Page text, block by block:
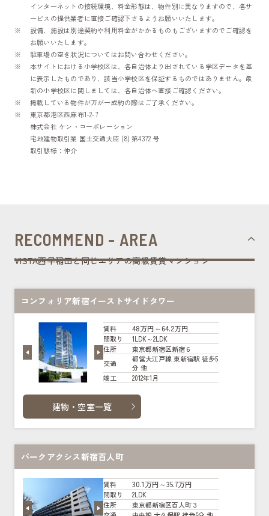
インターネットの接続環境、料金形態は、物件別に異なりますので、各サ
ービスの提供業者に直接ご確認下さるようお願いいたします。
設備、施設は別途契約や利用料金がかかるものもございますのでご確認を
お願いいたします。
駐車場の空き状況についてはお問い合わせください。
本サイトにおける小学校区は、各自治体より出されている学区データを基
に表示したものであり、該当小学校区を保証するものではありません。最
新の小学校区に関しましては、各自治体へ直接ご確認ください。
掲載している物件が万が一成約の際はご了承ください。
東京都港区西麻布1-2-7
株式会社 ケン・コーポレーション
宅地建物取引業 国土交通大臣 (8) 第4372 号
取引態様：仲介
RECOMMEND - AREA
VISTA西早稲田と同じエリアの高級賃貸マンション
コンフォリア新宿イーストサイドタワー
賃料 48万円～64.2万円
間取り
1LDK～2LDK
住所
東京都新宿区新宿６
交通
都営大江戸線 東新宿駅 徒歩5
分 他
竣工
2012年1月
建物・空室一覧
パークアクシス新宿百人町
賃料 30.1万円～35.7万円
間取り
2LDK
住所
東京都新宿区百人町３